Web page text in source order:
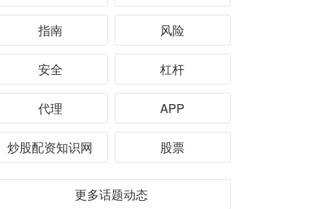
指南 风险
安全 杠杆
代理 APP
炒股配资知识网 股票
更多话题动态